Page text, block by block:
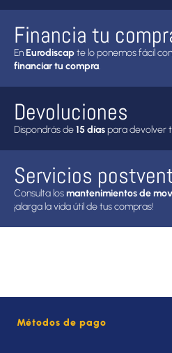
Financia tu
EnEurodiscapte lo ponemos fácil con
financiar tu compra.
Devoluciones
Dispondrás de15 díaspara devolver
Servicios
Consulta losmantenimientos de
¡alarga la vida útil de tus compras!
Métodos de pago